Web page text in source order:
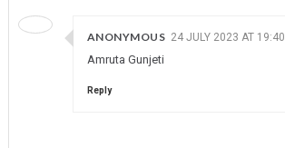
ANONYMOUS 24 JULY 2023 AT 19:40
Amruta Gunjeti
Reply